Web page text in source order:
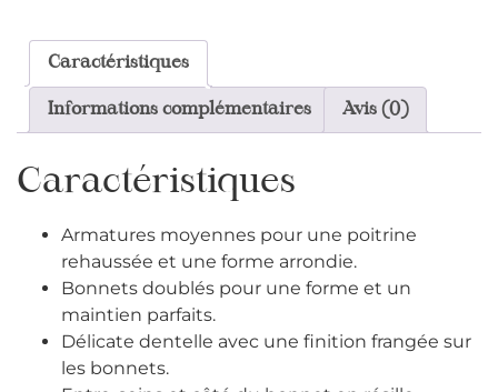
Caractéristiques
Informations complémentaires Avis (0)
Caractéristiques
Armatures moyennes pour une poitrine
rehaussée et une forme arrondie.
Bonnets doublés pour une forme et un
maintien parfaits.
Délicate dentelle avec une finition frangée sur
les bonnets.